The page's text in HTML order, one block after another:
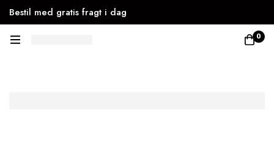
Bestil med gratis fragt i dag
0